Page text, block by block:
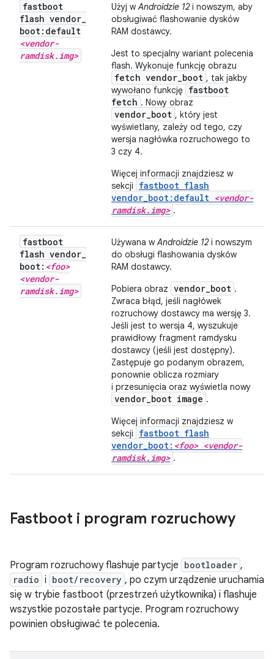
fastboot
flash vendor_
boot:default
<vendor-
ramdisk.img>
Użyj wAndroidzie 12i nowszym, aby
obsługiwać flashowanie dysków
RAM dostawcy.
Jest to specjalny wariant polecenia
flash. Wykonuje funkcję obrazu
fetch vendor_boot , tak jakby
wywołano funkcję fastboot
fetch . Nowy obraz
vendor_boot , który jest
wyświetlany, zależy od tego, czy
wersja nagłówka rozruchowego to
3 czy 4.
Więcej informacji znajdziesz w
sekcji
fastboot flash
vendor_boot:default <vendor-
ramdisk.img> .
fastboot
flash vendor_
boot: <foo>
<vendor-
ramdisk.img>
Używana wAndroidzie 12i nowszym
do obsługi flashowania dysków
RAM dostawcy.
Pobiera obraz vendor_boot .
Zwraca błąd, jeśli nagłówek
rozruchowy dostawcy ma wersję 3.
Jeśli jest to wersja 4, wyszukuje
prawidłowy fragment ramdysku
dostawcy (jeśli jest dostępny).
Zastępuje go podanym obrazem,
ponownie oblicza rozmiary
i przesunięcia oraz wyświetla nowy
vendor_boot image .
Więcej informacji znajdziesz w
sekcji
fastboot flash
vendor_boot: <foo> <vendor-
ramdisk.img> .
Fastboot i program rozruchowy
Program rozruchowy flashuje partycje bootloader ,
radio i boot/recovery , po czym urządzenie uruchamia
się w trybie fastboot (przestrzeń użytkownika) i flashuje
wszystkie pozostałe partycje. Program rozruchowy
powinien obsługiwać te polecenia.